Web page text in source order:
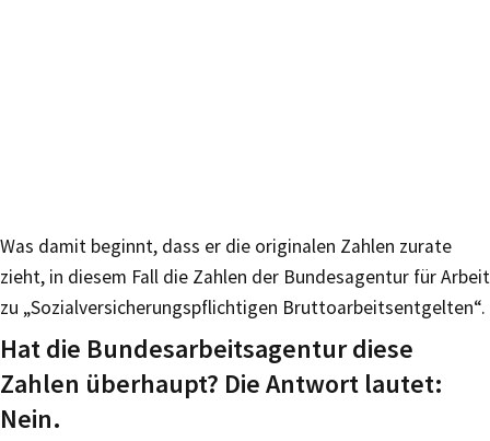
Was damit beginnt, dass er die originalen Zahlen zurate
zieht, in diesem Fall die Zahlen der Bundesagentur für Arbeit
zu „Sozialversicherungspflichtigen Bruttoarbeitsentgelten“.
Hat die Bundesarbeitsagentur diese
Zahlen überhaupt? Die Antwort lautet:
Nein.